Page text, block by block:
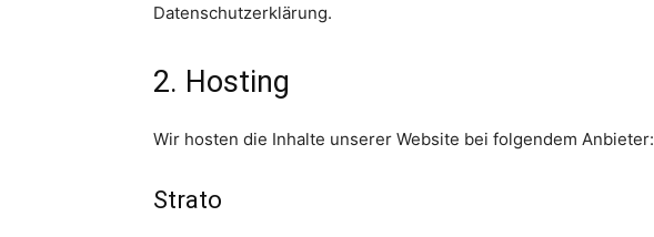
Datenschutzerklärung.
2. Hosting
Wir hosten die Inhalte unserer Website bei folgendem Anbieter:
Strato